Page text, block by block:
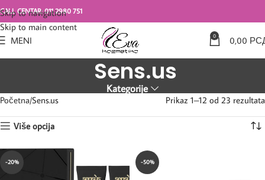
Skip to navigation
Skip to main content
CALL CENTAR: 011 2980 751
MENI 0 0,00
Sens.us
Kategorije
Početna Sens.us Prikaz 1–12 od 23 rezultata
Više opcija
-20% -50%